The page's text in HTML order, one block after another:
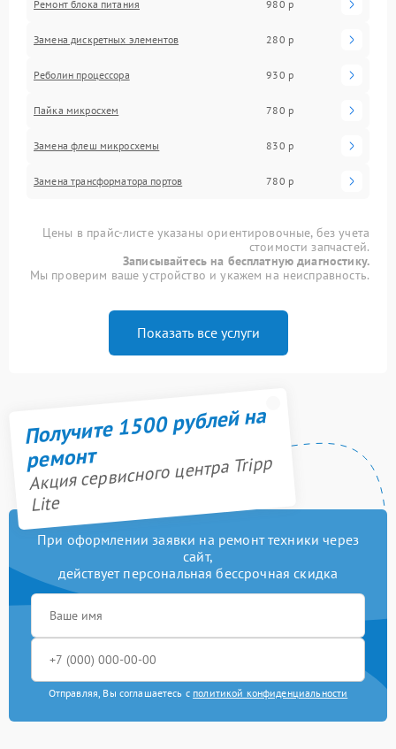
Ремонт блока питания 980 р
Замена дискретных элементов 280 р
Реболин процессора 930 р
Пайка микросхем 780 р
Замена флеш микросхемы 830 р
Замена трансформатора портов 780 р
Цены в прайс-листе указаны ориентировочные, без учета
стоимости запчастей.
Записывайтесь на бесплатную диагностику.
Мы проверим ваше устройство и укажем на неисправность.
Показать все услуги
Получите 1500 рублей на
ремонт
Акция сервисного центра Tripp
Lite
При оформлении заявки на ремонт техники через
сайт,
действует персональная бессрочная скидка
Отправляя, Вы соглашаетесь с политикой конфиденциальности